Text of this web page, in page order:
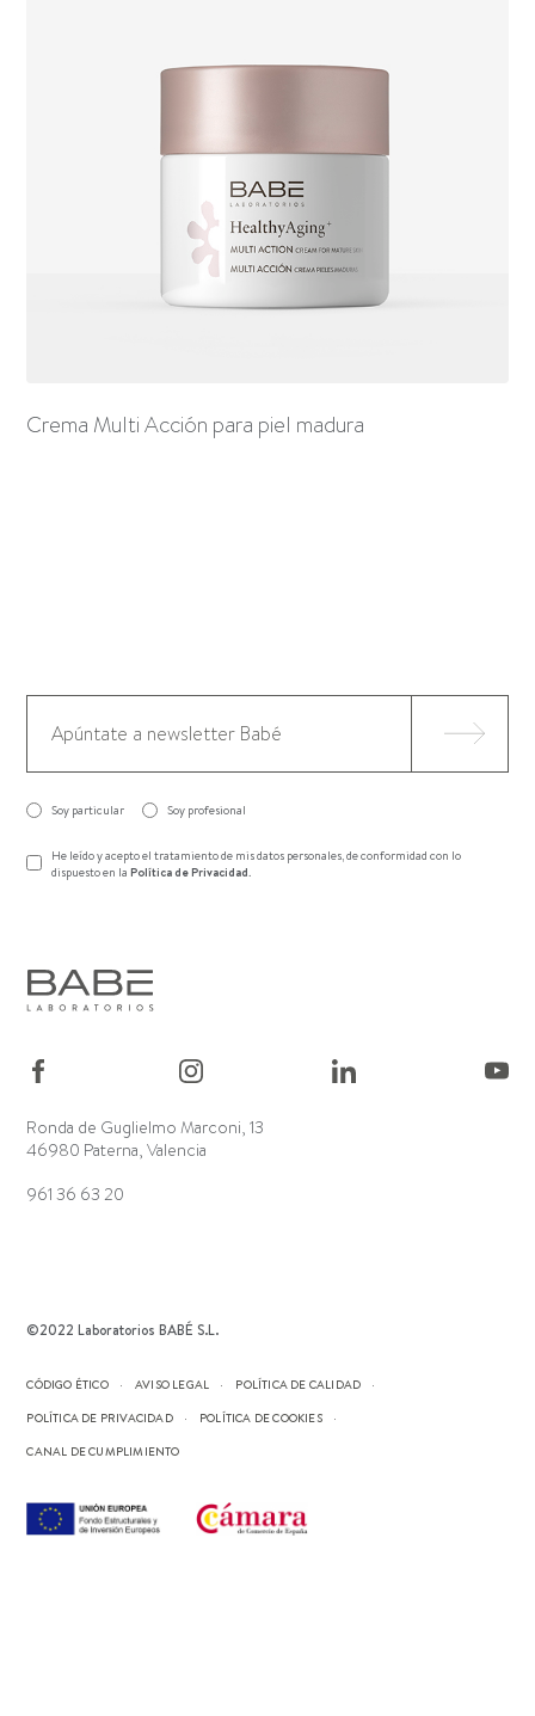
Crema Multi Acción para piel madura
Soy particular Soy profesional
He leído y acepto el tratamiento de mis datos personales, de conformidad con lo
dispuesto en laPolítica de Privacidad
Ronda de Guglielmo Marconi, 13
46980 Paterna, Valencia
961 36 63 20
©2022 Laboratorios BABÉ S.L.
CÓDIGO ÉTICO AVISO LEGAL
POLÍTICA DE CALIDAD
POLÍTICA DE PRIVACIDAD
POLÍTICA DE COOKIES
CANAL DE CUMPLIMIENTO